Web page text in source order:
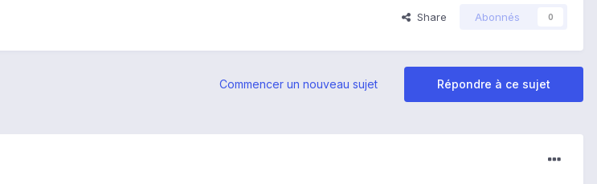
Share Abonnés 0
Répondre à ce sujet
Commencer un nouveau sujet